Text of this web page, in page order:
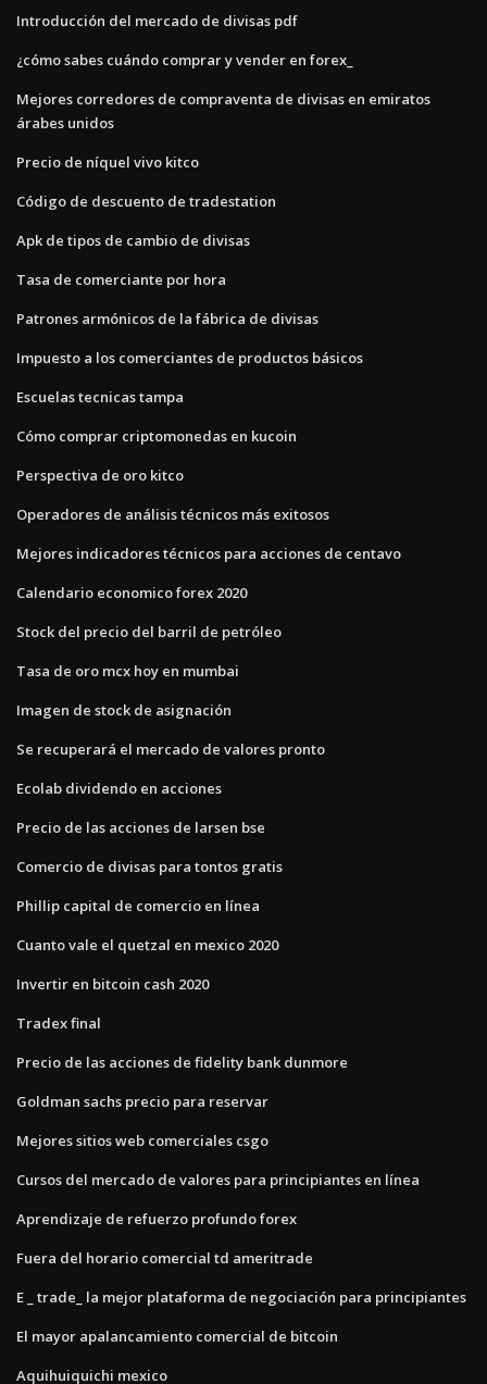
Introducción del mercado de divisas pdf
¿cómo sabes cuándo comprar y vender en forex_
Mejores corredores de compraventa de divisas en emiratos
árabes unidos
Precio de níquel vivo kitco
Código de descuento de tradestation
Apk de tipos de cambio de divisas
Tasa de comerciante por hora
Patrones armónicos de la fábrica de divisas
Impuesto a los comerciantes de productos básicos
Escuelas tecnicas tampa
Cómo comprar criptomonedas en kucoin
Perspectiva de oro kitco
Operadores de análisis técnicos más exitosos
Mejores indicadores técnicos para acciones de centavo
Calendario economico forex 2020
Stock del precio del barril de petróleo
Tasa de oro mcx hoy en mumbai
Imagen de stock de asignación
Se recuperará el mercado de valores pronto
Ecolab dividendo en acciones
Precio de las acciones de larsen bse
Comercio de divisas para tontos gratis
Phillip capital de comercio en línea
Cuanto vale el quetzal en mexico 2020
Invertir en bitcoin cash 2020
Tradex final
Precio de las acciones de fidelity bank dunmore
Goldman sachs precio para reservar
Mejores sitios web comerciales csgo
Cursos del mercado de valores para principiantes en línea
Aprendizaje de refuerzo profundo forex
Fuera del horario comercial td ameritrade
E _ trade_ la mejor plataforma de negociación para principiantes
El mayor apalancamiento comercial de bitcoin
Aquihuiquichi mexico